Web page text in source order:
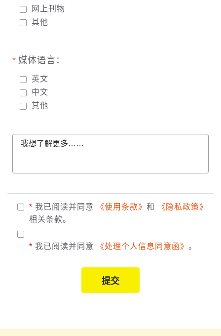
网上刊物
其他
媒体语言：
英文
中文
其他
我想了解更多……
* 我已阅读并同意 《使用条款》 和
《隐私政策》
相关条款。
* 我已阅读并同意 《处理个人信息同意函》 。
提交